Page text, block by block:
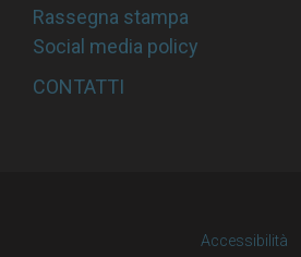
Rassegna stampa
Social media policy
CONTATTI
Accessibilità